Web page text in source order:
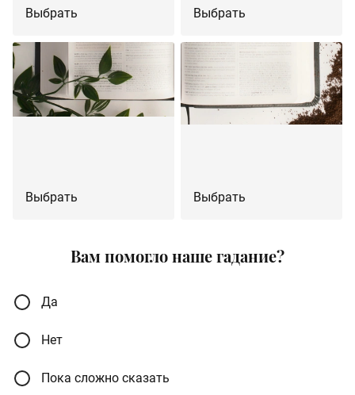
Выбрать Выбрать
Выбрать Выбрать
Вам помогло наше гадание?
Да
Нет
Пока сложно сказать